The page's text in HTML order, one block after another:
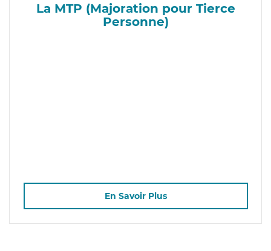
La MTP (Majoration pour Tierce
Personne)
En Savoir Plus